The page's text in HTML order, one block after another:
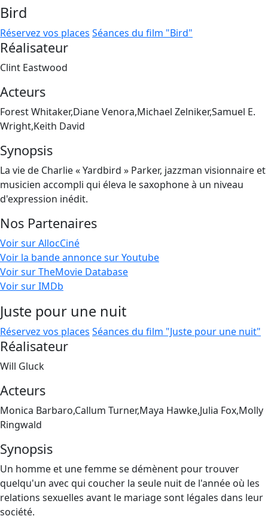
Bird
Réservez vos places Séances du film "Bird"
Réalisateur
Clint Eastwood
Acteurs
Forest Whitaker,Diane Venora,Michael Zelniker,Samuel E.
Wright,Keith David
Synopsis
La vie de Charlie « Yardbird » Parker, jazzman visionnaire et
musicien accompli qui éleva le saxophone à un niveau
d'expression inédit.
Nos Partenaires
Voir sur AllocCiné
Voir la bande annonce sur Youtube
Voir sur TheMovie Database
Voir sur IMDb
Juste pour une nuit
Réservez vos places Séances du film "Juste pour une nuit"
Réalisateur
Will Gluck
Acteurs
Monica Barbaro,Callum Turner,Maya Hawke,Julia Fox,Molly
Ringwald
Synopsis
Un homme et une femme se démènent pour trouver
quelqu'un avec qui coucher la seule nuit de l'année où les
relations sexuelles avant le mariage sont légales dans leur
société.